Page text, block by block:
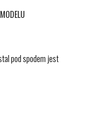
pod spodem jest